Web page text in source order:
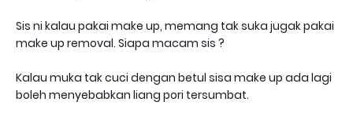
Sis ni kalau pakai make up, memang tak suka jugak pakai
make up removal. Siapa macam sis ?
Kalau muka tak cuci dengan betul sisa make up ada lagi
boleh menyebabkan liang pori tersumbat.